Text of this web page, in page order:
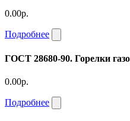
0.00р.
Подробнее
ГОСТ 28680-90. Горелки
0.00р.
Подробнее